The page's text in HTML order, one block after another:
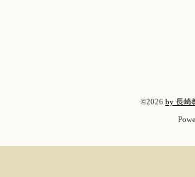
©2026 by 長崎